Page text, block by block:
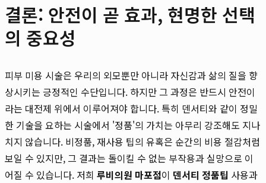
결론: 안전이 곧 효과, 현명한 선택
의 중요성
피부 미용 시술은 우리의 외모뿐만 아니라 자신감과 삶의 질을 향
상시키는 긍정적인 수단입니다. 하지만 그 과정은 반드시 안전이
라는 대전제 위에서 이루어져야 합니다. 특히 덴서티와 같이 정밀
한 기술을 요하는 시술에서 '정품'의 가치는 아무리 강조해도 지나
치지 않습니다. 비정품, 재사용 팁의 유혹은 순간의 비용 절감처럼
보일 수 있지만, 그 결과는 돌이킬 수 없는 부작용과 실망으로 이
어질 수 있습니다. 저희 루비의원 마포점이 덴서티 정품팁 사용과